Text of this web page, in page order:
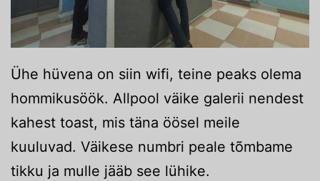
Ühe hüvena on siin wifi, teine peaks olema
hommikusöök. Allpool väike galerii nendest
kahest toast, mis täna öösel meile
kuuluvad. Väikese numbri peale tõmbame
tikku ja mulle jääb see lühike.